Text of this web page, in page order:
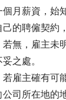
月薪資，始
的聘僱契約
無，雇主未
之處。
雇主確有可
司所在地的